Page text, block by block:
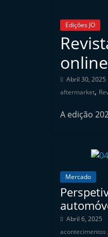
Edições JO
online
Abril 30, 2025
aftermarket,
A edição
Mercado
Abril 6, 2025
acontecimentos